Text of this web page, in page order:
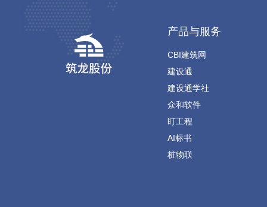
产品与服务
CBI建筑网
建设通
建设通学社
众和软件
盯工程
AI标书
桩物联